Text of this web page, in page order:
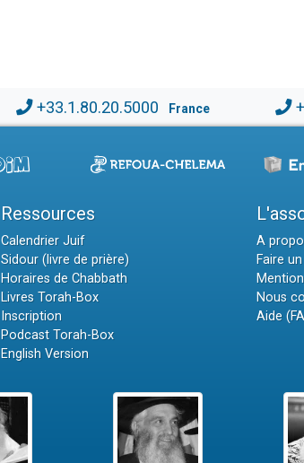
+33.1.80.20.5000 France
Ressources
Calendrier Juif
Sidour (livre de prière)
Horaires de Chabbath
Livres Torah-Box
Inscription
Podcast Torah-Box
English Version
A
Faire
Nous
Aide